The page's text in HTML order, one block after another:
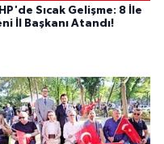
Sıcak Gelişme: 8 İle
İl Başkanı Atandı!